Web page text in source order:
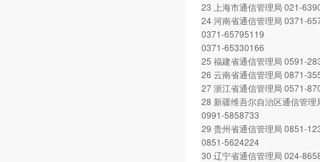
23 上海市通信管理局 021-
24 河南省通信管理局 0371-
0371-65795119
0371-65330166
25 福建省通信管理局 0591-
26 云南省通信管理局 0871-
27 浙江省通信管理局 0571-
28 新疆维吾尔自治区通信管理
0991-5858733
29 贵州省通信管理局 0851-
0851-5624224
30 辽宁省通信管理局 024-